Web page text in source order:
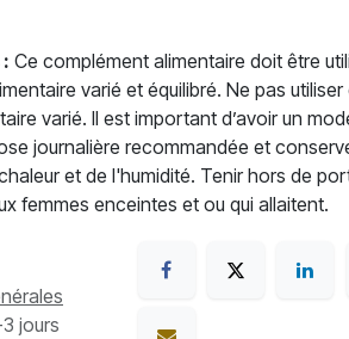
Ce complément alimentaire doit être
varié et équilibré. Ne pas
varié. Il est important d’avoir un
journalière recommandée et
et de l'humidité. Tenir hors de
femmes enceintes et ou qui allaitent.
jours